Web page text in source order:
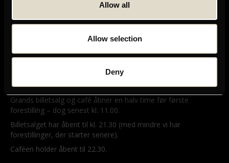
Allow all
Allow selection
Deny
GRAND TEATRET
Telefon: 33 15 16 11
ÅBNINGSTIDER
Grands billetsalg og café åbner en halv time før første
forestilling – dog senest kl. 11.00.
Billetsalget har åbent til kl. 21.30 (med mindre vi har
forestillinger, der starter senere).
Caféen holder åbent til 22.30.